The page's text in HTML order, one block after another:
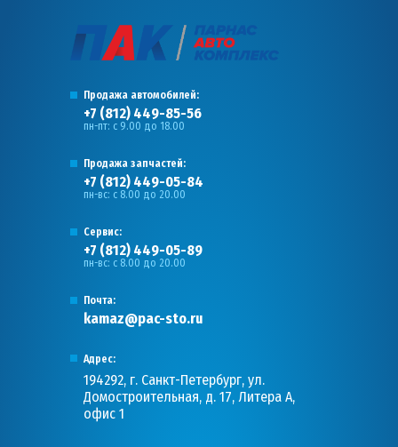
Продажа автомобилей:
+7 (812) 449-85-56
пн-пт: с 9.00 до 18.00
Продажа запчастей:
+7 (812) 449-05-84
пн-вс: с 8.00 до 20.00
Сервис:
+7 (812) 449-05-89
пн-вс: с 8.00 до 20.00
Почта:
kamaz@pac-sto.ru
Адрес:
194292, г. Санкт-Петербург, ул.
Домостроительная, д. 17, Литера А,
офис 1